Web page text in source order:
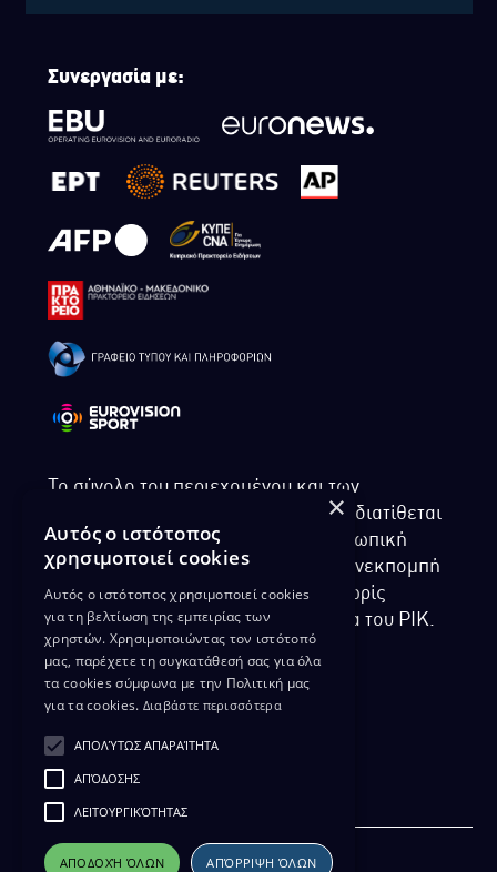
Συνεργασία με:
Το σύνολο του περιεχομένου και των
υπηρεσιών της ιστοσελίδας του ΡΙΚ διατίθεται
στους επισκέπτες αυστηρά για προσωπική
χρήση. Απαγορεύεται η χρήση ή επανεκπομπή
του, σε οποιοδήποτε μορφή, με ή χωρίς
επεξεργασία και χωρίς γραπτή άδεια του ΡΙΚ.
ΔΙΚΑΙΩΜΑ ΠΡΟΣΤΑΣΙΑΣ ΔΕΔΟΜΕΝΩΝ
ΔΙΑΘΕΣΗ ΑΡΧΕΙΑΚΟΥ ΥΛΙΚΟΥ
ΠΟΛΙΤΙΚΗ ΑΠΟΡΡΗΤΟΥ EUROVISION
×
Αυτός ο ιστότοπος
χρησιμοποιεί cookies
Αυτός ο ιστότοπος χρησιμοποιεί cookies
για τη βελτίωση της εμπειρίας των
χρηστών. Χρησιμοποιώντας τον ιστότοπό
μας, παρέχετε τη συγκατάθεσή σας για όλα
τα cookies σύμφωνα με την Πολιτική μας
για τα cookies. Διαβάστε περισσότερα
ΑΠΟΛΎΤΩΣ ΑΠΑΡΑΊΤΗΤΑ
ΑΠΌΔΟΣΗΣ
ΛΕΙΤΟΥΡΓΙΚΌΤΗΤΑΣ
ΑΠΟΔΟΧΉ ΌΛΩΝ ΑΠΌΡΡΙΨΗ ΌΛΩΝ